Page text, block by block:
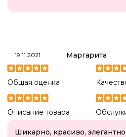
19.11.2021 Маргарита
Общая оценка
Описание товара
Шикарно, красиво,